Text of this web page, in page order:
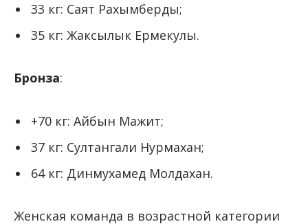
33 кг: Саят Рахымберды;
35 кг: Жаксылык Ермекулы.
Бронза:
+70 кг: Айбын Мажит;
37 кг: Султангали Нурмахан;
64 кг: Динмухамед Молдахан.
Женская команда в возрастной категории